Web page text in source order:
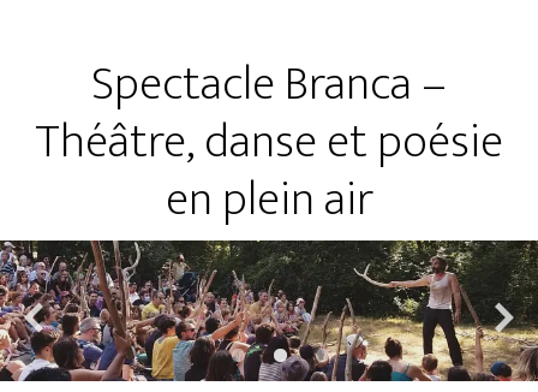
Spectacle Branca –
Théâtre, danse et poésie
en plein air